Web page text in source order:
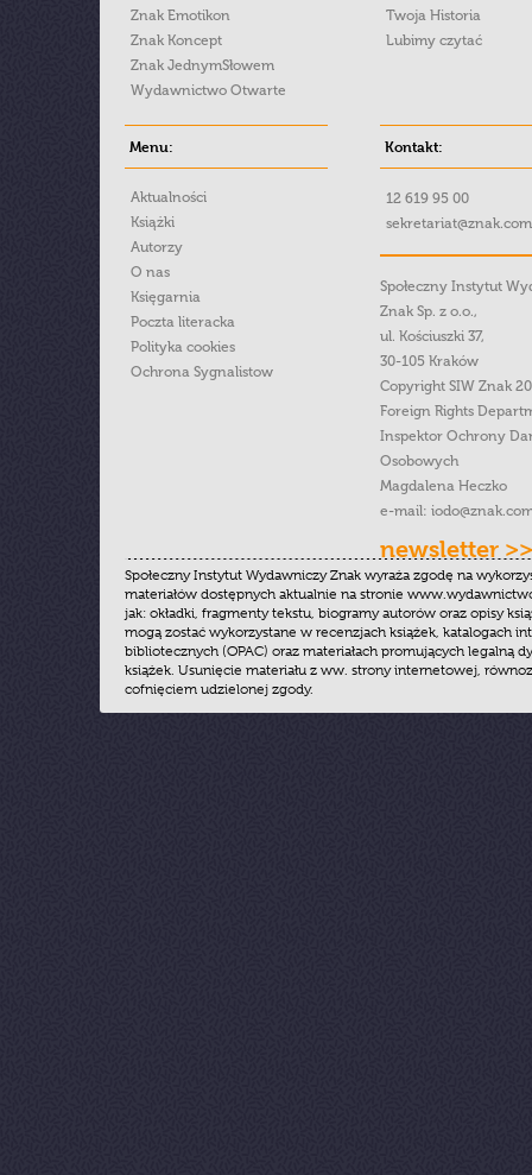
Znak Emotikon
Znak Koncept
Znak JednymSłowem
Wydawnictwo Otwarte
Twoja Historia
Lubimy czytać
Menu:
Aktualności
Książki
Autorzy
O nas
Księgarnia
Poczta literacka
Polityka cookies
Ochrona Sygnalistow
Kontakt:
12 619 95 00
Społeczny Instytut
Znak Sp. z o.o.,
ul. Kościuszki 37,
30-105 Kraków
Copyright SIW Znak
Foreign Rights
Inspektor Ochrony
Osobowych
Magdalena Heczko
e-mail:
newsletter >>
Społeczny Instytut Wydawniczy Znak wyraża zgodę na
materiałów dostępnych aktualnie na stronie
jak: okładki, fragmenty tekstu, biogramy autorów oraz opisy
mogą zostać wykorzystane w recenzjach książek, katalogach
bibliotecznych (OPAC) oraz materiałach promujących legalną
książek. Usunięcie materiału z ww. strony internetowej,
cofnięciem udzielonej zgody.